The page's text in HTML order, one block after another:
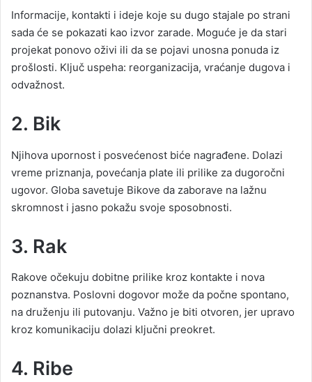
Informacije, kontakti i ideje koje su dugo stajale po strani
sada će se pokazati kao izvor zarade. Moguće je da stari
projekat ponovo oživi ili da se pojavi unosna ponuda iz
prošlosti. Ključ uspeha: reorganizacija, vraćanje dugova i
odvažnost.
2. Bik
Njihova upornost i posvećenost biće nagrađene. Dolazi
vreme priznanja, povećanja plate ili prilike za dugoročni
ugovor. Globa savetuje Bikove da zaborave na lažnu
skromnost i jasno pokažu svoje sposobnosti.
3. Rak
Rakove očekuju dobitne prilike kroz kontakte i nova
poznanstva. Poslovni dogovor može da počne spontano,
na druženju ili putovanju. Važno je biti otvoren, jer upravo
kroz komunikaciju dolazi ključni preokret.
4. Ribe